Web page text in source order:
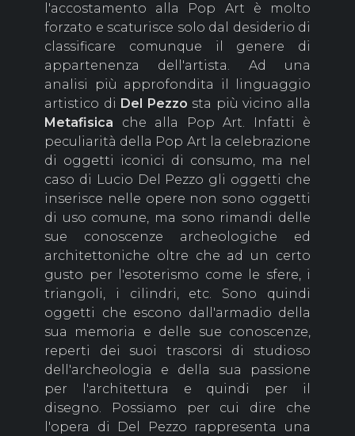
l'accostamento alla Pop Art è molto
forzato e scaturisce solo dal desiderio di
classificare comunque il genere di
appartenenza dell'artista. Ad una
analisi più approfondita il linguaggio
artistico di Del Pezzo sta più vicino alla
Metafisica che alla Pop Art. Infatti è
peculiarità della Pop Art la celebrazione
di oggetti iconici di consumo, ma nel
caso di Lucio Del Pezzo gli oggetti che
inserisce nelle opere non sono oggetti
di uso comune, ma sono rimandi delle
sue conoscenze archeologiche ed
architettoniche oltre che ad un certo
gusto per l'esoterismo come le sfere, i
triangoli, i cilindri, etc. Sono quindi
oggetti che escono dall'armadio della
sua memoria e delle sue conoscenze,
reperti dei suoi trascorsi di studioso
dell'archeologia e della sua passione
per l'architettura e quindi per il
disegno. Possiamo per cui dire che
l'opera di Del Pezzo rappresenta una